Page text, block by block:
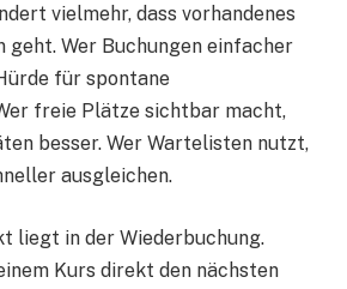
vielmehr, dass vorhandenes
geht. Wer Buchungen einfacher
für spontane
freie Plätze sichtbar macht,
besser. Wer Wartelisten nutzt,
ausgleichen.
liegt in der Wiederbuchung.
Kurs direkt den nächsten